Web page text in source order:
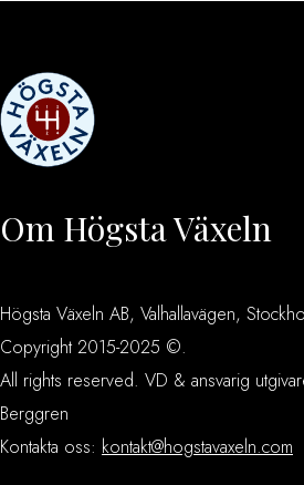
Om Högsta Växeln
Högsta Växeln AB, Valhallavägen,
Copyright 2015-2025 ©.
All rights reserved. VD & ansvarig
Berggren
Kontakta oss: kontakt@hogstavaxeln.com